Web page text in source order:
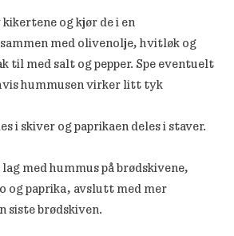
og kjør de i en
med olivenolje, hvitløk og
til med salt og pepper. Spe eventuelt
hummusen virker litt tyk
i skiver og paprikaen deles i staver.
med hummus på brødskivene,
og paprika, avslutt med mer
siste brødskiven.